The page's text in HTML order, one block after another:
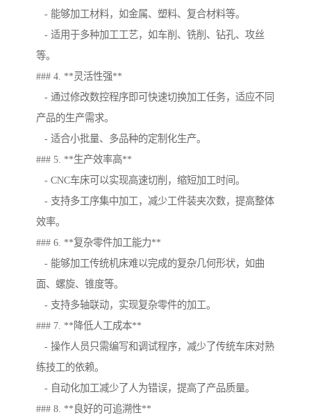
- 能够加工材料，如金属、塑料、复合材料等。
- 适用于多种加工工艺，如车削、铣削、钻孔、攻丝
等。
### 4. **灵活性强**
- 通过修改数控程序即可快速切换加工任务，适应不同
产品的生产需求。
- 适合小批量、多品种的定制化生产。
### 5. **生产效率高**
- CNC车床可以实现高速切削，缩短加工时间。
- 支持多工序集中加工，减少工件装夹次数，提高整体
效率。
### 6. **复杂零件加工能力**
- 能够加工传统机床难以完成的复杂几何形状，如曲
面、螺旋、锥度等。
- 支持多轴联动，实现复杂零件的加工。
### 7. **降低人工成本**
- 操作人员只需编写和调试程序，减少了传统车床对熟
练技工的依赖。
- 自动化加工减少了人为错误，提高了产品质量。
### 8. **良好的可追溯性**